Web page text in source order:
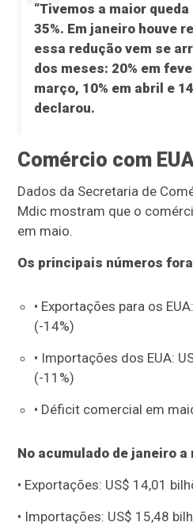
“Tivemos a maior
35%. Em janeiro houve
essa redução vem se
dos meses: 20% em
março, 10% em abril e
declarou.
Comércio com
Dados da Secretaria de
Mdic mostram que o
em maio.
Os principais números
• Exportações para os
(-14%)
• Importações dos EUA:
(-11%)
• Déficit comercial em
No acumulado de janeiro a
• Exportações: US$ 14,01
• Importações: US$ 15,48